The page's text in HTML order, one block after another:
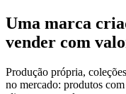
Uma marca
vender com
Produção própria,
no mercado: produtos